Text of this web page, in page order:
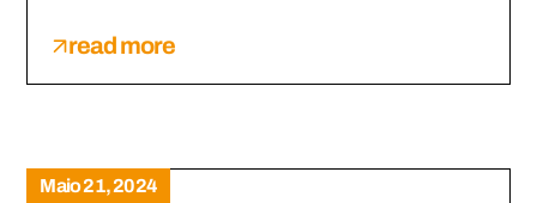
read more
Maio 21, 2024